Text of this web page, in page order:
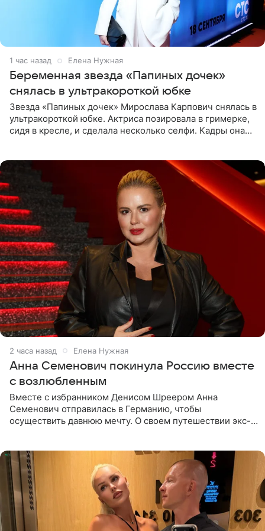
1 час назад Елена Нужная
Беременная звезда «Папиных дочек»
снялась в ультракороткой юбке
Звезда «Папиных дочек» Мирослава Карпович снялась в
ультракороткой юбке. Актриса позировала в гримерке,
сидя в кресле, и сделала несколько селфи. Кадры она
2 часа назад Елена Нужная
Анна Семенович покинула Россию вместе
с возлюбленным
Вместе с избранником Денисом Шреером Анна
Семенович отправилась в Германию, чтобы
осуществить давнюю мечту. О своем путешествии экс-